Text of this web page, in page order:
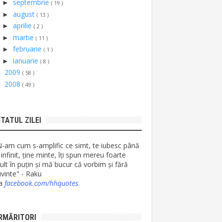
► septembrie ( 19 )
► august ( 13 )
► aprilie ( 2 )
► martie ( 11 )
► februarie ( 1 )
► ianuarie ( 8 )
2009 ( 58 )
2008 ( 49 )
ZILEI
am cum s-amplific ce simt, te iubesc până
ține minte, îți spun mereu foarte
în puțin și mă bucur că vorbim și fără
- Raku
facebook.com/hhquotes.